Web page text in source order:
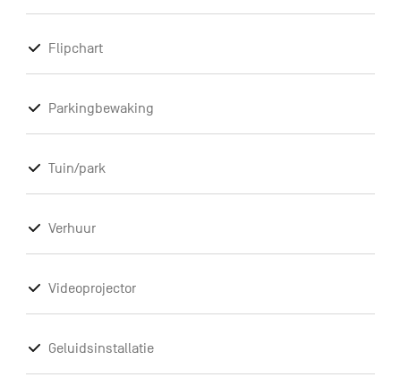
Flipchart
Parkingbewaking
Tuin/park
Verhuur
Videoprojector
Geluidsinstallatie